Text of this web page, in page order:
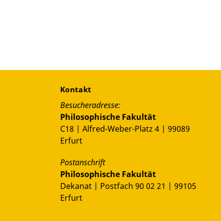
Kontakt
Besucheradresse:
Philosophische Fakultät
C18 | Alfred-Weber-Platz 4 | 99089
Erfurt
Postanschrift
Philosophische Fakultät
Dekanat | Postfach 90 02 21 | 99105
Erfurt